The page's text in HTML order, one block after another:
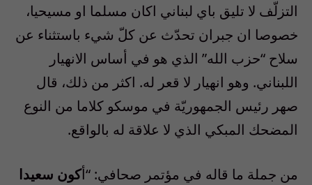
التزلّف لا تليق باي لبناني اكان مسلما او مسيحيا،
خصوصا ان جبران تحدّث عن كلّ شيء باستثناء عن
سلاح “حزب الله” الذي هو في أساس الانهيار
اللبناني. وهو انهيار لا قعر له. اكثر من ذلك، قال
صهر رئيس الجمهوريّة في موسكو كلاما من النوع
المضحك المبكي الذي لا علاقة له بالواقع.
من جملة ما قاله في مؤتمر صحافي: “أكون سعيدا